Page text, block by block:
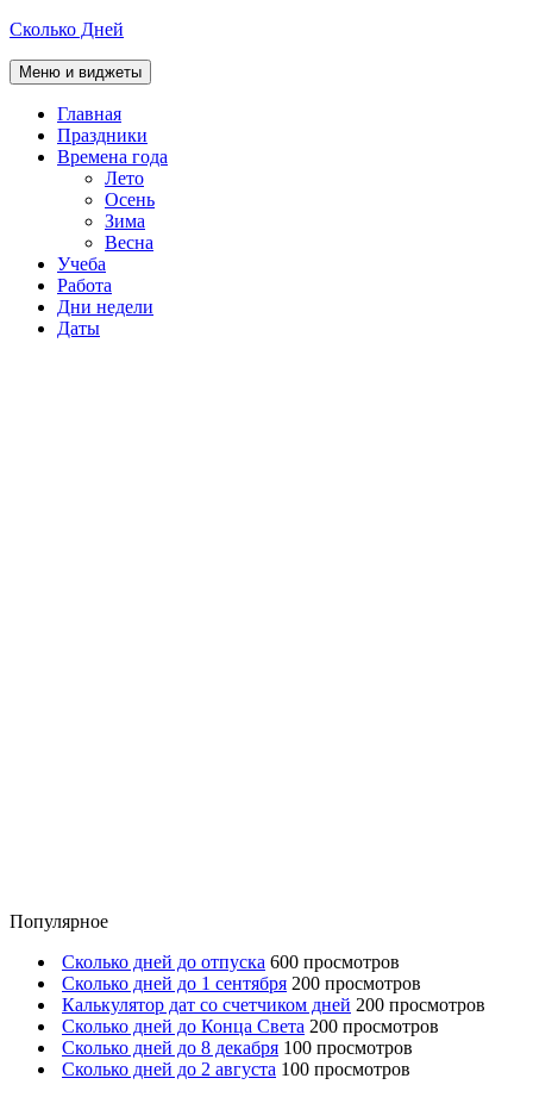
Перейти
содержимому
Сколько Дней
Меню и виджеты
Главная
Праздники
Времена года
Лето
Осень
Зима
Весна
Учеба
Работа
Дни недели
Даты
Популярное
Сколько дней до отпуска 600 просмотров
Сколько дней до 1 сентября 200 просмотров
Калькулятор дат со счетчиком дней 200 просмотров
Сколько дней до Конца Света 200 просмотров
Сколько дней до 8 декабря 100 просмотров
Сколько дней до 2 августа 100 просмотров